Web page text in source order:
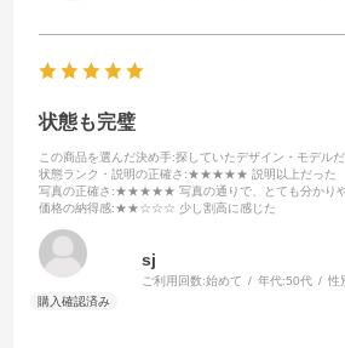
状態も完璧
この商品を選んだ決め手:探していたデザイン・モデル
状態ランク・説明の正確さ :★★★★★ 説明以上だった
写真の正確さ :★★★★★ 写真の通りで、とても分かり
価格の納得感:★★☆☆☆ 少し割高に感じた
sj
ご利用回数:始めて 年代:50代 性